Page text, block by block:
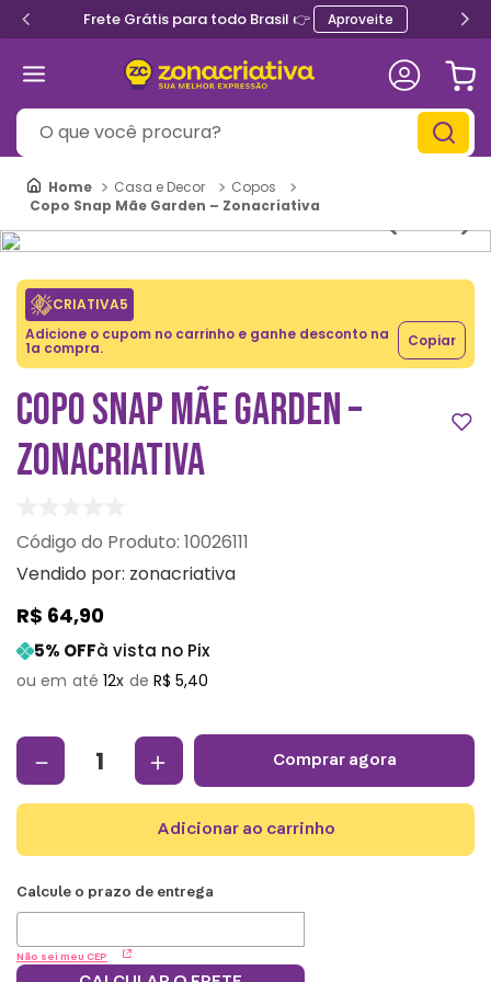
Frete Grátis para todo Brasil 👉 Aproveite
O que você procura?
Casa e Decor
Copos
Copo Snap Mãe Garden – Zonacriativa
CRIATIVA5
Adicione o cupom no carrinho e ganhe desconto na
1a compra. Copiar
COPO SNAP MÃE GARDEN –
ZONACRIATIVA
: 10026111
Vendido por: zonacriativa
R$ 64,90
5% OFFà vista no Pix
12 R$ 5,40
＋
－ comprar agora
adicionar ao carrinho
Não sei meu CEP